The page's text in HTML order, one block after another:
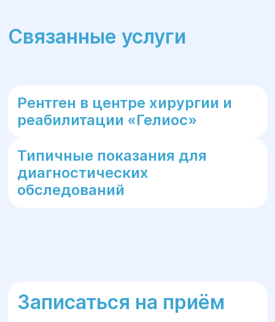
Связанные услуги
Рентген в центре хирургии и
реабилитации «Гелиос»
Типичные показания для
диагностических
обследований
Записаться на приём